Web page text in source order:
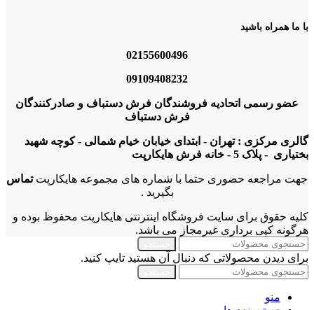
با ما همراه باشید
02155600496
09109408232
عضو رسمی اتحادیه فروشندگان فرش دستباف و صادرکنندگان
فرش دستباف
گالری مرکزی : تهران - ابتدای خیابان خیام شمالی - کوچه شهید
بختیاری - پلاک 5 - خانه فرش هایکارپت
جهت مراجعه حضوری حتما با شماره های مجموعه هایکارپتتماس
بگیرید .
کلیه حقوق برای سایت فروشگاه اینترنتی هایکارپت محفوظ بوده و
هرگونه کپی برداری غیرمجاز می باشد.
برای دیدن محصولاتی که دنبال آن هستید تایپ کنید.
منو